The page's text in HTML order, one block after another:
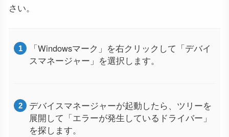
さい。
「Windowsマーク」を右クリックして「デバイ
スマネージャー」を選択します。
デバイスマネージャーが起動したら、ツリーを
展開して「エラーが発生しているドライバー」
を探します。